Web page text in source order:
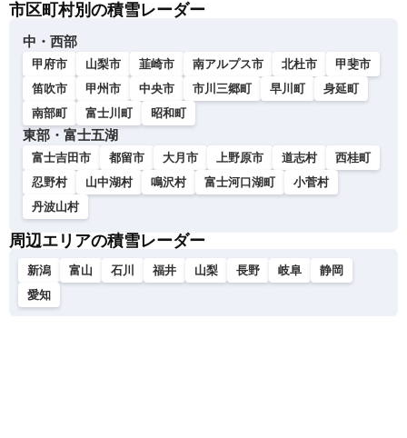
市区町村別の積雪レーダー
中・西部
甲府市 山梨市 韮崎市 南アルプス市 北杜市
甲斐市
笛吹市
甲州市 中央市 市川三郷町 早川町
身延町
南部町
富士川町 昭和町
東部・富士五湖
富士吉田市 都留市 大月市 上野原市 道志村
西桂町
忍野村
山中湖村 鳴沢村 富士河口湖町
小菅村
丹波山村
周辺エリアの積雪レーダー
新潟 富山 石川 福井 山梨 長野 岐阜
静岡
愛知